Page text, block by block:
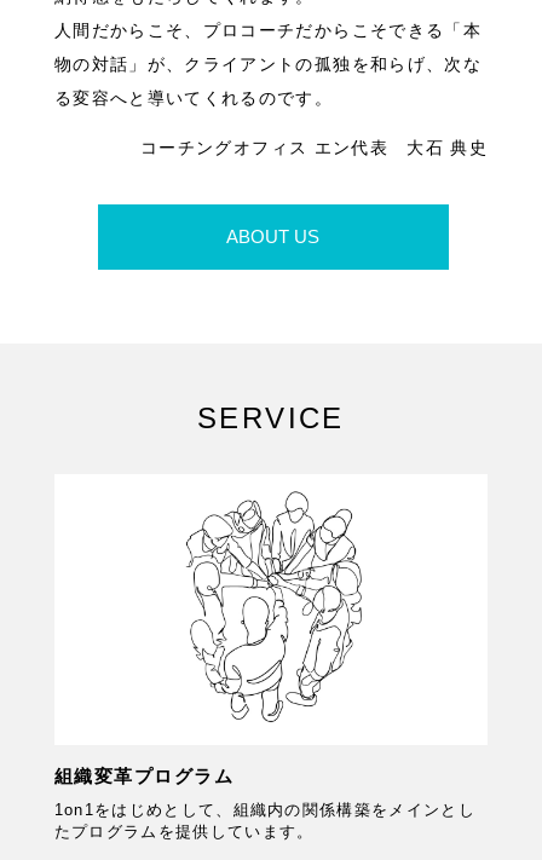
人間だからこそ、プロコーチだからこそできる「本
物の対話」が、クライアントの孤独を和らげ、次な
る変容へと導いてくれるのです。
コーチングオフィス エン代表 大石 典史
ABOUT US
SERVICE
組織変革プログラム
1on1をはじめとして、組織内の関係構築をメインとし
たプログラムを提供しています。